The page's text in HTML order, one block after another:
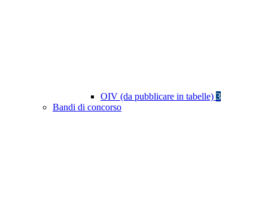
OIV (da pubblicare in tabelle) 3
Bandi di concorso